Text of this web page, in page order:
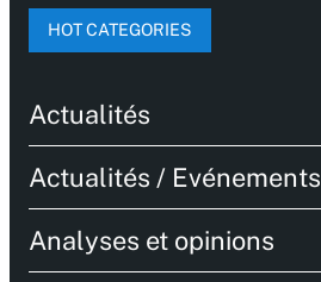
HOT CATEGORIES
Actualités
Actualités / Evénements
Analyses et opinions